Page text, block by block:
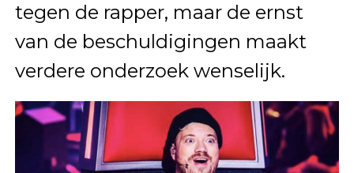
tegen de rapper, maar de ernst
van de beschuldigingen maakt
verdere onderzoek wenselijk.